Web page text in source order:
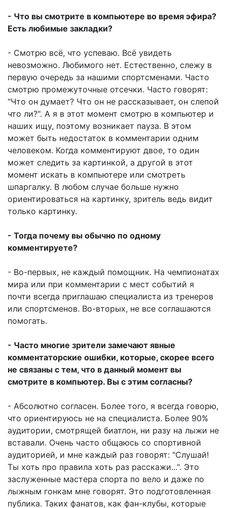
- Что вы смотрите в компьютере во время эфира?
Есть любимые закладки?
- Смотрю всё, что успеваю. Всё увидеть
невозможно. Любимого нет. Естественно, слежу в
первую очередь за нашими спортсменами. Часто
смотрю промежуточные отсечки. Часто говорят:
"Что он думает? Что он не рассказывает, он слепой
что ли?". А я в этот момент смотрю в компьютер и
наших ищу, поэтому возникает пауза. В этом
может быть недостаток в комментарии одним
человеком. Когда комментируют двое, то один
может следить за картинкой, а другой в этот
момент искать в компьютере или смотреть
шпаргалку. В любом случае больше нужно
ориентироваться на картинку, зритель ведь видит
только картинку.
- Тогда почему вы обычно по одному
комментируете?
- Во-первых, не каждый помощник. На чемпионатах
мира или при комментарии с мест событий я
почти всегда приглашаю специалиста из тренеров
или спортсменов. Во-вторых, не все соглашаются
помогать.
- Часто многие зрители замечают явные
комментаторские ошибки, которые, скорее всего
не связаны с тем, что в данный момент вы
смотрите в компьютер. Вы с этим согласны?
- Абсолютно согласен. Более того, я всегда говорю,
что ориентируюсь не на специалиста. Более 90%
аудитории, смотрящей биатлон, ни разу на лыжи не
вставали. Очень часто общаюсь со спортивной
аудиторией, и мне каждый раз говорят: "Слушай!
Ты хоть про правила хоть раз расскажи...". Это
заслуженные мастера спорта по вело и даже по
лыжным гонкам мне говорят. Это подготовленная
публика. Таких фанатов, как фан-клубы, которые